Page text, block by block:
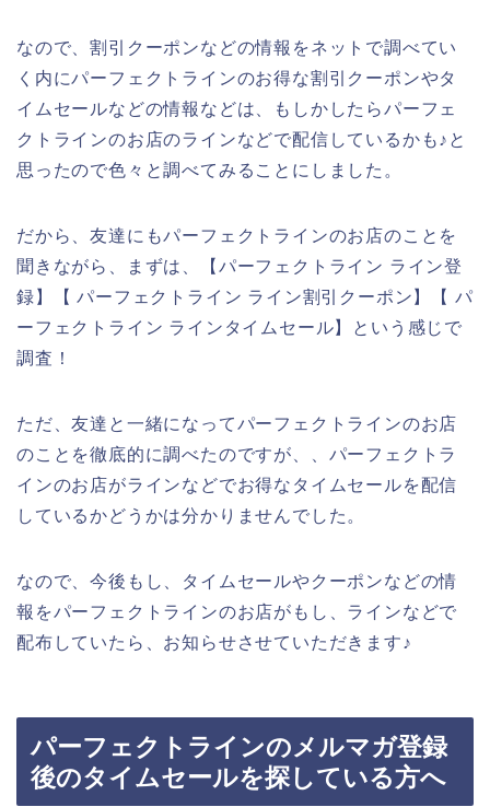
なので、割引クーポンなどの情報をネットで調べてい
く内にパーフェクトラインのお得な割引クーポンやタ
イムセールなどの情報などは、もしかしたらパーフェ
クトラインのお店のラインなどで配信しているかも♪と
思ったので色々と調べてみることにしました。
だから、友達にもパーフェクトラインのお店のことを
聞きながら、まずは、【パーフェクトライン ライン登
録】【 パーフェクトライン ライン割引クーポン】【 パ
ーフェクトライン ラインタイムセール】という感じで
調査！
ただ、友達と一緒になってパーフェクトラインのお店
のことを徹底的に調べたのですが、、パーフェクトラ
インのお店がラインなどでお得なタイムセールを配信
しているかどうかは分かりませんでした。
なので、今後もし、タイムセールやクーポンなどの情
報をパーフェクトラインのお店がもし、ラインなどで
配布していたら、お知らせさせていただきます♪
パーフェクトラインのメルマガ登録
後のタイムセールを探している方へ